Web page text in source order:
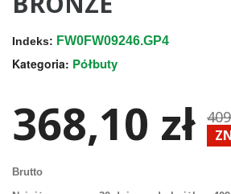
Indeks: FW0FW09246.GP4
Kategoria: Półbuty
368,10 zł
Brutto